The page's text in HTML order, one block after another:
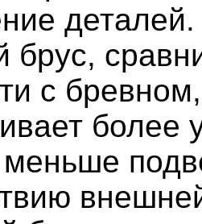
деталей.
брус,
с бревном,
более